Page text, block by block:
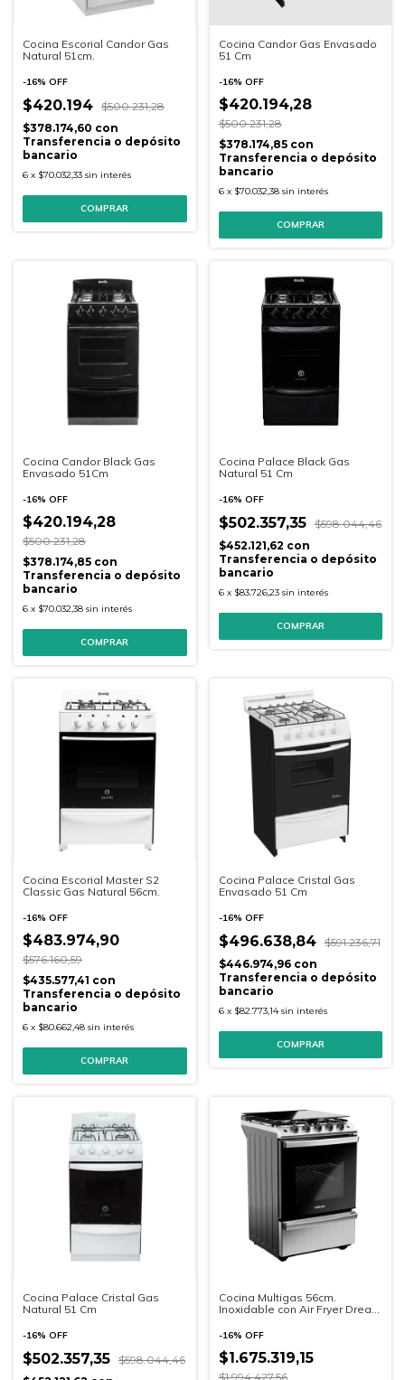
Cocina Escorial Candor Gas
Natural 51cm.
-16% OFF
$420.194 $500.231,28
$378.174,60 con
Transferencia o depósito
bancario
6 x $70.032,33 sin interés
Cocina Candor Gas Envasado
51 Cm
-16% OFF
$420.194,28
$500.231,28
$378.174,85 con
Transferencia o depósito
bancario
6 x $70.032,38 sin interés
Cocina Candor Black Gas
Envasado 51Cm
-16% OFF
$420.194,28
$500.231,28
$378.174,85 con
Transferencia o depósito
bancario
6 x $70.032,38 sin interés
Cocina Palace Black Gas
Natural 51 Cm
-16% OFF
$502.357,35 $598.044,46
$452.121,62 con
Transferencia o depósito
bancario
6 x $83.726,23 sin interés
Cocina Escorial Master S2
Classic Gas Natural 56cm.
-16% OFF
$483.974,90
$576.160,59
$435.577,41 con
Transferencia o depósito
bancario
6 x $80.662,48 sin interés
Cocina Palace Cristal Gas
Envasado 51 Cm
-16% OFF
$496.638,84 $591.236,71
$446.974,96 con
Transferencia o depósito
bancario
6 x $82.773,14 sin interés
Cocina Palace Cristal Gas
Natural 51 Cm
-16% OFF
$502.357,35 $598.044,46
Cocina Multigas 56cm.
Inoxidable con Air Fryer Drean
-16% OFF
$1.675.319,15
$1.994.427,56